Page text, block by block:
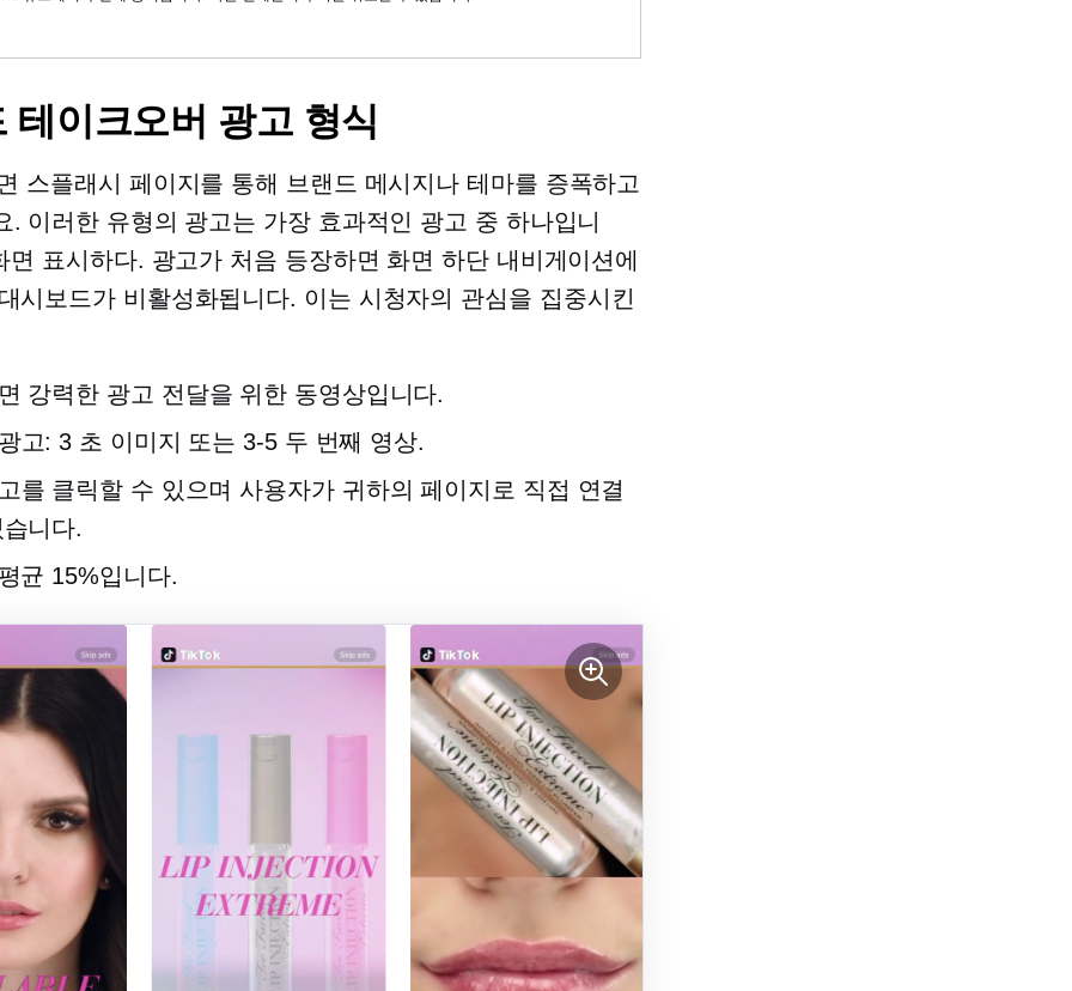
테이크오버 광고 형식
스플래시 페이지를 통해 브랜드 메시지나 테마를 증폭하고
. 이러한 유형의 광고는 가장 효과적인 광고 중 하나입니
면 표시하다. 광고가 처음 등장하면 화면 하단 내비게이션에
시보드가 ​​비활성화됩니다. 이는 시청자의 관심을 집중시킨
강력한 광고 전달을 위한 동영상입니다.
고:3 초 이미지 또는3-5두 번째 영상.
를 클릭할 수 있으며 사용자가 귀하의 페이지로 직접 연결
니다.
균 15%입니다.